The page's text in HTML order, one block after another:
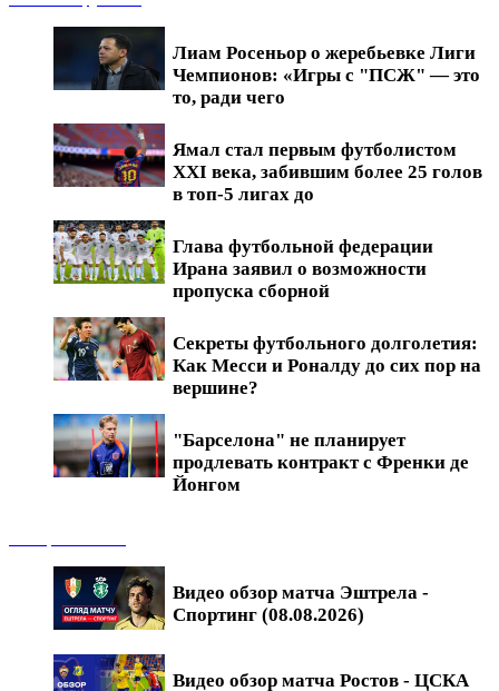
Лиам Росеньор о жеребьевке Лиги
Чемпионов: «Игры с "ПСЖ" — это
то, ради чего
Ямал стал первым футболистом
XXI века, забившим более 25 голов
в топ-5 лигах до
Глава футбольной федерации
Ирана заявил о возможности
пропуска сборной
Секреты футбольного долголетия:
Как Месси и Роналду до сих пор на
вершине?
"Барселона" не планирует
продлевать контракт с Френки де
Йонгом
Видео обзор матча Эштрела -
Спортинг (08.08.2026)
Видео обзор матча Ростов - ЦСКА